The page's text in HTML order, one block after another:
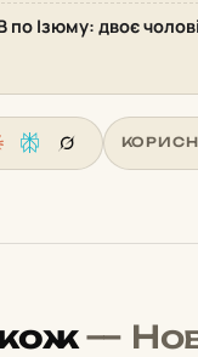
по Ізюму: двоє
—